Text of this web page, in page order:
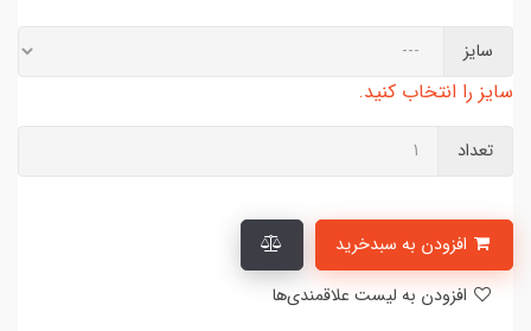
سایز
سایز را انتخاب کنید.
تعداد